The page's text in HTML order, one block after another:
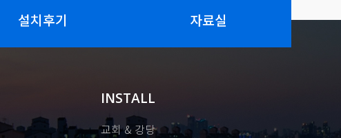
설치후기 자료실
INSTALL
교회 & 강당